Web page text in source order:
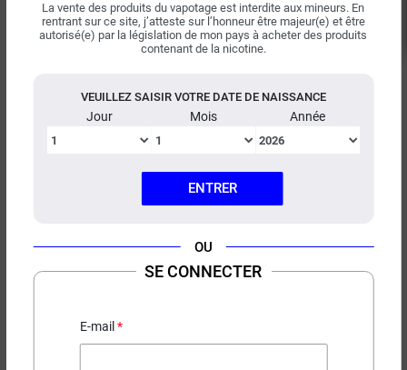
La vente des produits du vapotage est interdite aux mineurs. En
rentrant sur ce site, j’atteste sur l’honneur être majeur(e) et être
autorisé(e) par la législation de mon pays à acheter des produits
contenant de la nicotine.
VEUILLEZ SAISIR VOTRE DATE DE NAISSANCE
Jour Mois Année
ENTRER
OU
SE CONNECTER
E-mail
keyboard_arrow_left keyboard_arrow_right
Classic blond